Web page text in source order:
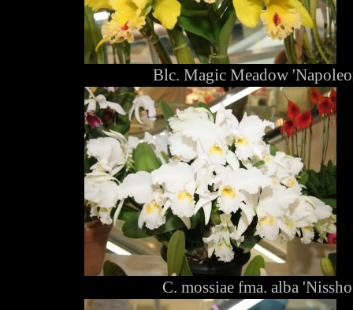
Blc. Magic Meadow
C. mossiae fma. alba